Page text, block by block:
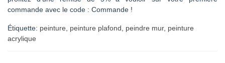
commande avec le code : Commande !
Étiquette: peinture, peinture plafond, peindre mur, peinture
acrylique